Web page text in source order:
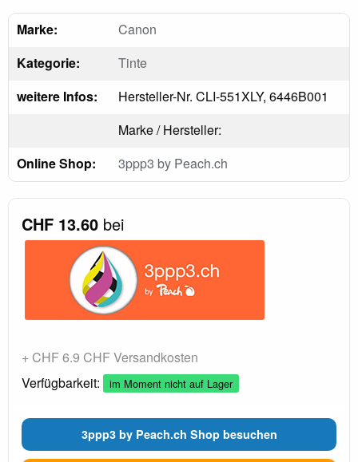
Marke:
Canon
Kategorie:
Tinte
weitere Infos:
Hersteller-Nr. CLI-551XLY, 6446B001
Marke / Hersteller:
Online Shop:
3ppp3 by Peach.ch
CHF 13.60 bei
+ CHF 6.9 CHF Versandkosten
Verfügbarkeit:
im Moment nicht auf Lager
3ppp3 by Peach.ch Shop besuchen